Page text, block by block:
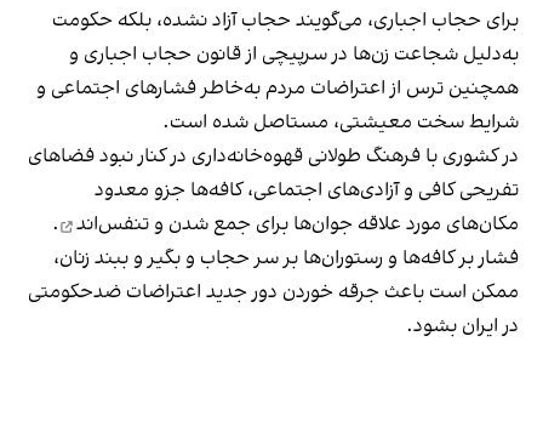
برای حجاب اجباری، می‌گویند حجاب آزاد نشده، بلکه حکومت
به‌دلیل شجاعت زن‌ها در سرپیچی از قانون حجاب اجباری و
همچنین ترس از اعتراضات مردم به‌خاطر فشارهای اجتماعی و
شرایط سخت معیشتی، مستاصل شده است.
در کشوری با فرهنگ طولانی قهوه‌‌خانه‌داری در کنار نبود فضاهای
تفریحی کافی و آزادی‌های اجتماعی، کافه‌ها جزو معدود
مکان‌های مورد علاقه جوان‌ها برای جمع شدن و تنفس‌اند
.
فشار بر کافه‌ها و رستوران‌ها بر سر حجاب و بگیر و ببند زنان،
ممکن است باعث جرقه خوردن دور جدید اعتراضات ضدحکومتی
در ایران بشود.